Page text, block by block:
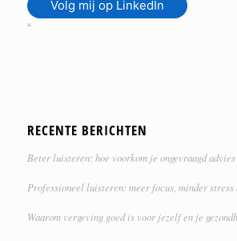
Volg mij op LinkedIn
“
RECENTE BERICHTEN
Beter luisteren: hoe voorkom je ongevraagd advies
Professioneel luisteren: meer focus, minder
Waarom vergeving goed is voor jezelf en je